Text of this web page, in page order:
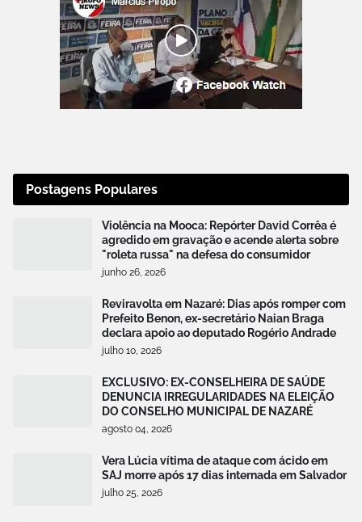
Postagens Populares
Violência na Mooca: Repórter David Corrêa é
agredido em gravação e acende alerta sobre
"roleta russa" na defesa do consumidor
junho 26, 2026
Reviravolta em Nazaré: Dias após romper com
Prefeito Benon, ex-secretário Naian Braga
declara apoio ao deputado Rogério Andrade
julho 10, 2026
EXCLUSIVO: EX-CONSELHEIRA DE SAÚDE
DENUNCIA IRREGULARIDADES NA ELEIÇÃO
DO CONSELHO MUNICIPAL DE NAZARÉ
agosto 04, 2026
Vera Lúcia vítima de ataque com ácido em
SAJ morre após 17 dias internada em Salvador
julho 25, 2026